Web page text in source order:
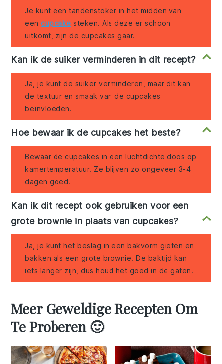
Je kunt een tandenstoker in het midden van
eencupcake steken. Als deze er schoon
uitkomt, zijn de cupcakes gaar.
Kan ik de suiker verminderen in dit recept?
Ja, je kunt de suiker verminderen, maar dit kan
de textuur en smaak van de cupcakes
beïnvloeden.
Hoe bewaar ik de cupcakes het beste?
Bewaar de cupcakes in een luchtdichte doos op
kamertemperatuur. Ze blijven zo ongeveer 3-4
dagen goed.
Kan ik dit recept ook gebruiken voor een
grote brownie in plaats van cupcakes?
Ja, je kunt het beslag in een bakvorm gieten en
bakken als een grote brownie. De baktijd kan
iets langer zijn, dus houd het goed in de gaten.
Meer Geweldige Recepten Om
Te Proberen 🙂